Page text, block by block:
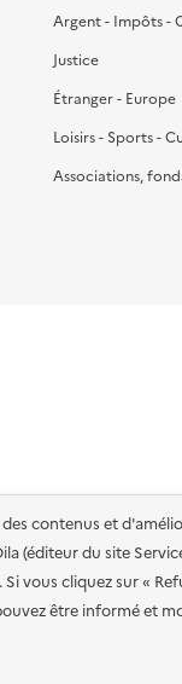
contenus et
(éditeur du site
vous cliquez sur «
être informé et
Argent - Impôts -
Justice
Étranger - Europe
Loisirs - Sports -
Associations,